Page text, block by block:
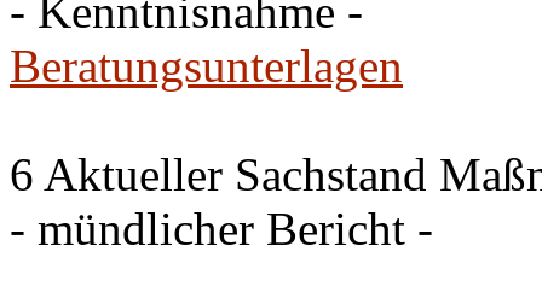
- Kenntnisnahme -
Beratungsunterlagen
6 Aktueller Sachstand
- mündlicher Bericht -